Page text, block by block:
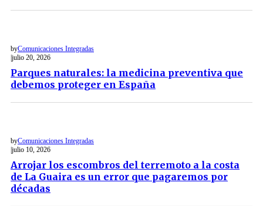
byComunicaciones Integradas
julio 20, 2026
Parques naturales: la medicina preventiva que
debemos proteger en España
byComunicaciones Integradas
julio 10, 2026
Arrojar los escombros del terremoto a la costa
de La Guaira es un error que pagaremos por
décadas